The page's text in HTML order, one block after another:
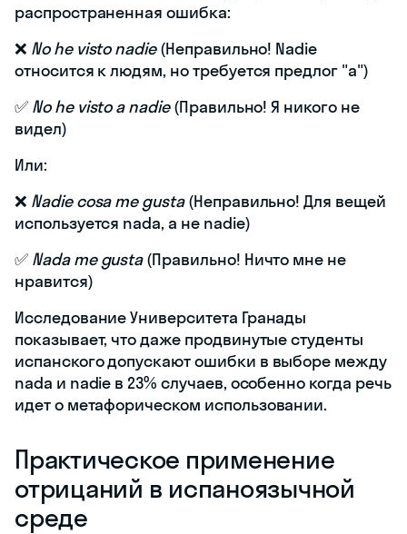
распространенная ошибка:
❌ No he visto nadie(Неправильно! Nadie
относится к людям, но требуется предлог "a")
✅ No he visto a nadie(Правильно! Я никого не
видел)
Или:
❌ Nadie cosa me gusta(Неправильно! Для вещей
используется nada, а не nadie)
✅ Nada me gusta(Правильно! Ничто мне не
нравится)
Исследование Университета Гранады
показывает, что даже продвинутые студенты
испанского допускают ошибки в выборе между
nada и nadie в 23% случаев, особенно когда речь
идет о метафорическом использовании.
Практическое применение
отрицаний в испаноязычной
среде